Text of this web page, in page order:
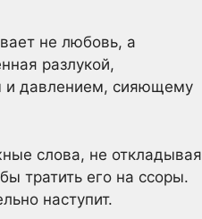
не любовь, а
разлукой,
и давлением, сияющему
слова, не откладывая
тратить его на ссоры.
наступит.